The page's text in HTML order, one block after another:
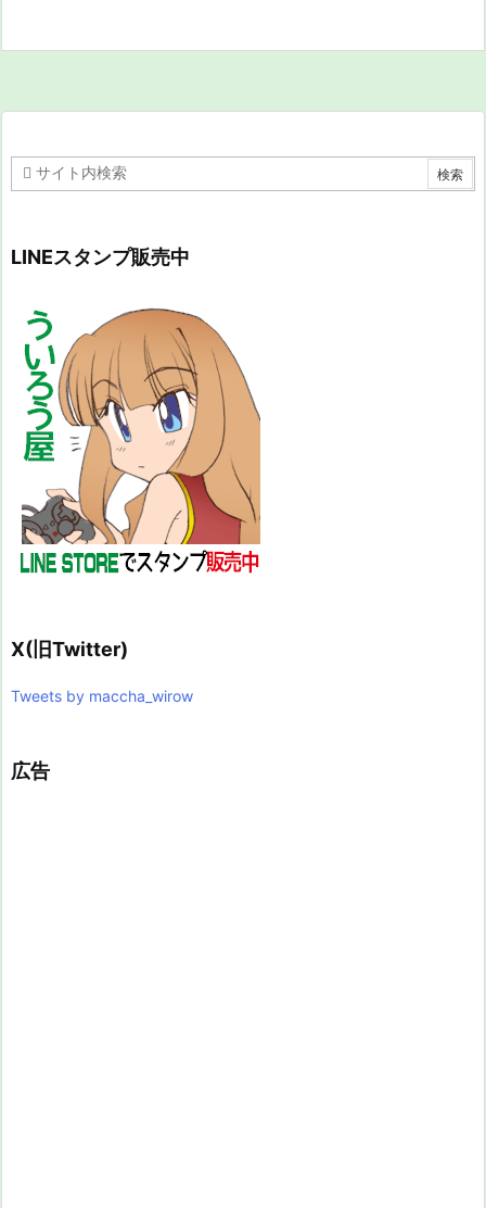
LINEスタンプ販売中
X(旧Twitter)
Tweets by maccha_wirow
広告